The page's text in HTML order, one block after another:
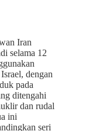
Iran
selama 12
dengan
pada
ditengahi
dan rudal
ini
seri